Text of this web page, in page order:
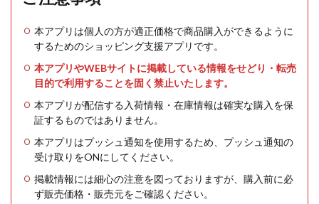
本アプリは個人の方が適正価格で商品購入ができるように
するためのショッピング支援アプリです。
本アプリやWEBサイトに掲載している情報をせどり・転売
目的で利用することを固く禁止いたします。
本アプリが配信する入荷情報・在庫情報は確実な購入を保
証するものではありません。
本アプリはプッシュ通知を使用するため、プッシュ通知の
受け取りをONにしてください。
掲載情報には細心の注意を図っておりますが、購入前に必
ず販売価格・販売元をご確認ください。